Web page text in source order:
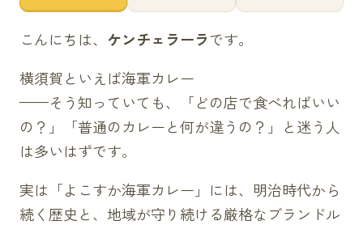
こんにちは、 ケンチェラーラです。
横須賀といえば海軍カレー
——そう知っていても、「どの店で食べればいい
の？」「普通のカレーと何が違うの？」と迷う人
は多いはずです。
実は「よこすか海軍カレー」には、明治時代から
続く歴史と、地域が守り続ける厳格なブランドル